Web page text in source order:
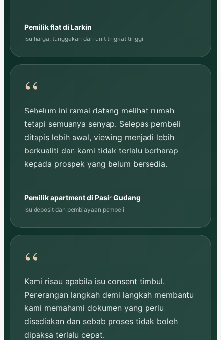
Pemilik flat di Larkin
Isu harga, tunggakan dan unit tingkat tinggi
Sebelum ini ramai datang melihat rumah
tetapi semuanya senyap. Selepas pembeli
ditapis lebih awal, viewing menjadi lebih
berkualiti dan kami tidak terlalu berharap
kepada prospek yang belum bersedia.
Pemilik apartment di Pasir Gudang
Isu deposit dan pembiayaan pembeli
Kami risau apabila isu consent timbul.
Penerangan langkah demi langkah membantu
kami memahami dokumen yang perlu
disediakan dan sebab proses tidak boleh
dipaksa terlalu cepat.